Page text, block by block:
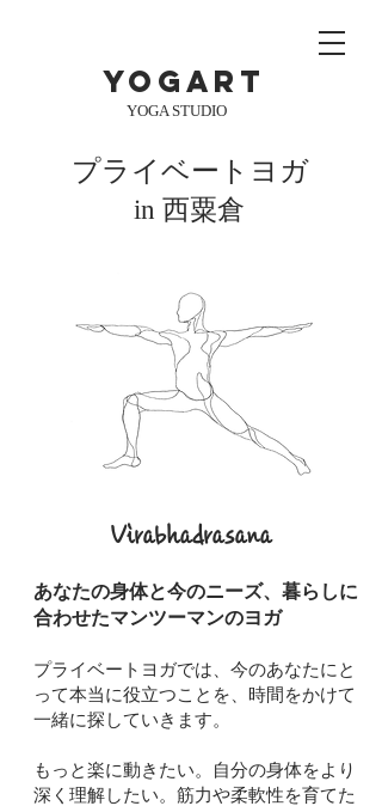
yogart
YOGA STUDIO
プライベートヨガ
in 西粟倉
Virabhadrasana
あなたの身体と今のニーズ、暮らしに
合わせたマンツーマンのヨガ
プライベートヨガでは、今のあなたにと
って本当に役立つことを、時間をかけて
一緒に探していきます。
もっと楽に動きたい。自分の身体をより
深く理解したい。筋力や柔軟性を育てた